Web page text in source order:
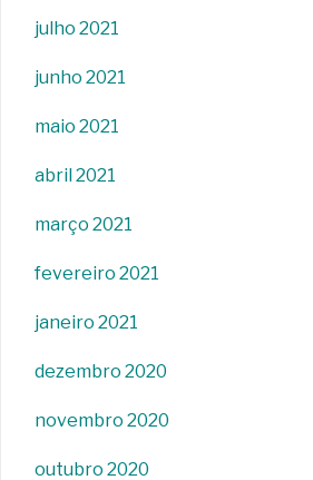
julho 2021
junho 2021
maio 2021
abril 2021
março 2021
fevereiro 2021
janeiro 2021
dezembro 2020
novembro 2020
outubro 2020